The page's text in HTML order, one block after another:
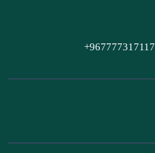
+967777317117